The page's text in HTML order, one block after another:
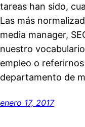
tareas han sido,
Las más
media manager,
nuestro
empleo o
departamento de
enero 17, 2017